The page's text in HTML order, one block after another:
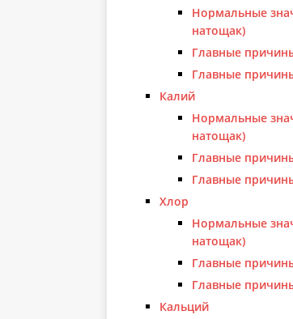
Нормальные
натощак)
Главные
Главные
Калий
Нормальные
натощак)
Главные
Главные
Хлор
Нормальные
натощак)
Главные
Главные
Кальций